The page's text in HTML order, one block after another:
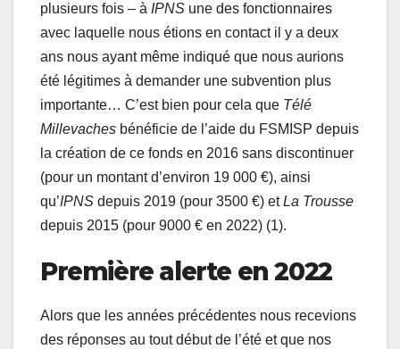
plusieurs fois – à IPNS une des fonctionnaires
avec laquelle nous étions en contact il y a deux
ans nous ayant même indiqué que nous aurions
été légitimes à demander une subvention plus
importante… C’est bien pour cela que Télé
Millevaches bénéficie de l’aide du FSMISP depuis
la création de ce fonds en 2016 sans discontinuer
(pour un montant d’environ 19 000 €), ainsi
qu’IPNS depuis 2019 (pour 3500 €) etLa Trousse
depuis 2015 (pour 9000 € en 2022) (1).
Première alerte en 2022
Alors que les années précédentes nous recevions
des réponses au tout début de l’été et que nos